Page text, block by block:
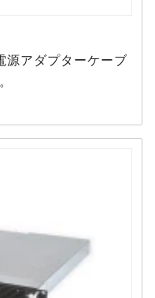
アダプターケーブ